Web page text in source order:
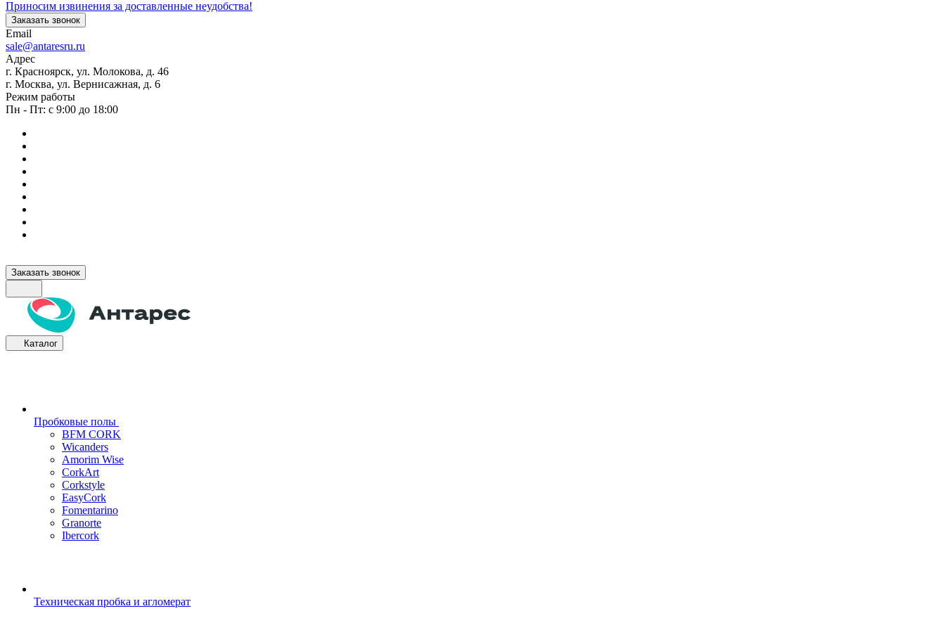
Приносим извинения за доставленные неудобства!
Заказать звонок
Email
sale@antaresru.ru
Адрес
г. Красноярск, ул. Молокова, д. 46
г. Москва, ул. Вернисажная, д. 6
Режим работы
Пн - Пт: с 9:00 до 18:00
Заказать звонок
Каталог
Пробковые полы
BFM CORK
Wicanders
Amorim Wise
CorkArt
Corkstyle
EasyCork
Fomentarino
Granorte
Ibercork
Техническая пробка и агломерат